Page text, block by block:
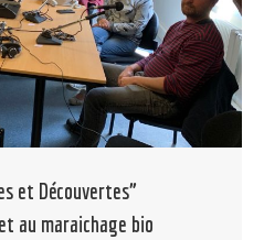
et Découvertes”
au maraichage bio